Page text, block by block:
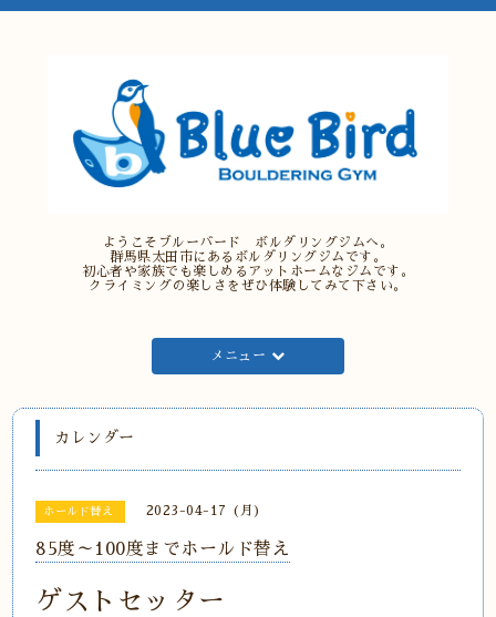
ようこそブルーバード ボルダリングジムへ。
群馬県太田市にあるボルダリングジムです。
初心者や家族でも楽しめるアットホームなジムです。
クライミングの楽しさをぜひ体験してみて下さい。
メニュー
カレンダー
ホールド替え 2023-04-17 (月)
85度～100度までホールド替え
ゲストセッター